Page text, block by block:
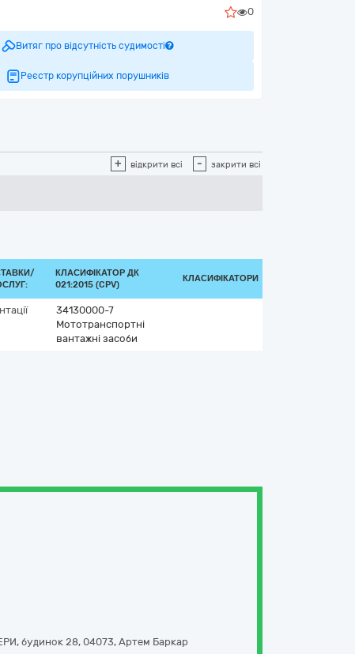
0
Витяг про відсутність судимості
Реєстр корупційних порушників
+ відкрити всі - закрити всі
КЛАСИФІКАТОР ДК
021:2015 (CPV)
КЛАСИФІКАТОРИ
34130000-7
Мототранспортні
вантажні засоби
будинок 28, 04073, Артем Баркар